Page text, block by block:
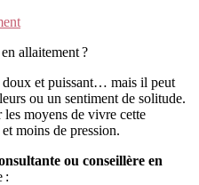
allaitement ?
doux et puissant… mais il peut
ou un sentiment de solitude.
les moyens de vivre cette
moins de pression.
ou conseillère en
: